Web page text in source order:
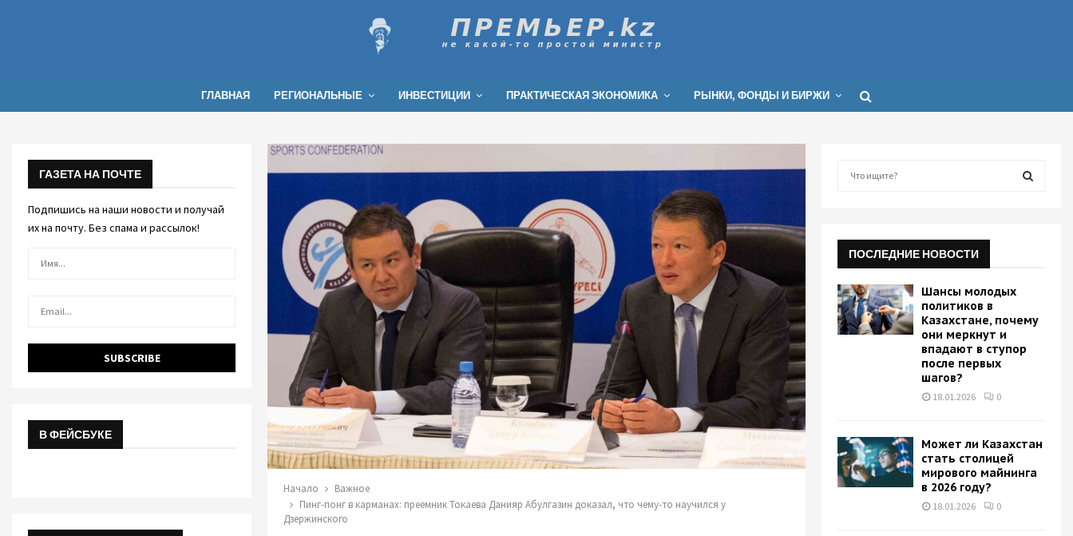
ГЛАВНАЯ РЕГИОНАЛЬНЫЕ ИНВЕСТИЦИИ ПРАКТИЧЕСКАЯ ЭКОНОМИКА РЫНКИ, ФОНДЫ И БИРЖИ
Начало
Важное
Пинг-понг в карманах: преемник Токаева Данияр Абулгазин доказал, что чему-то научился у
Дзержинского
ГАЗЕТА НА ПОЧТЕ
Подпишись на наши новости и получай
их на почту. Без спама и рассылок!
В ФЕЙСБУКЕ
f
o
r
:
ПОСЛЕДНИЕ НОВОСТИ
Шансы молодых
политиков в
Казахстане, почему
они меркнут и
впадают в ступор
после первых
шагов?
18.01.2026 0
Может ли Казахстан
стать столицей
мирового майнинга
в 2026 году?
18.01.2026 0